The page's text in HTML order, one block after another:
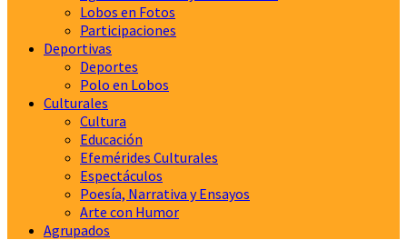
Lobos en Fotos
Participaciones
Deportivas
Deportes
Polo en Lobos
Culturales
Cultura
Educación
Efemérides Culturales
Espectáculos
Poesía, Narrativa y Ensayos
Arte con Humor
Agrupados